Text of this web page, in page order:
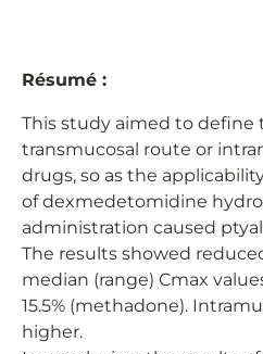
Résumé :
This study aimed to
transmucosal route or
drugs, so as the
of dexmedetomidine
administration caused
The results showed
median (range) Cmax
15.5% (methadone).
higher.